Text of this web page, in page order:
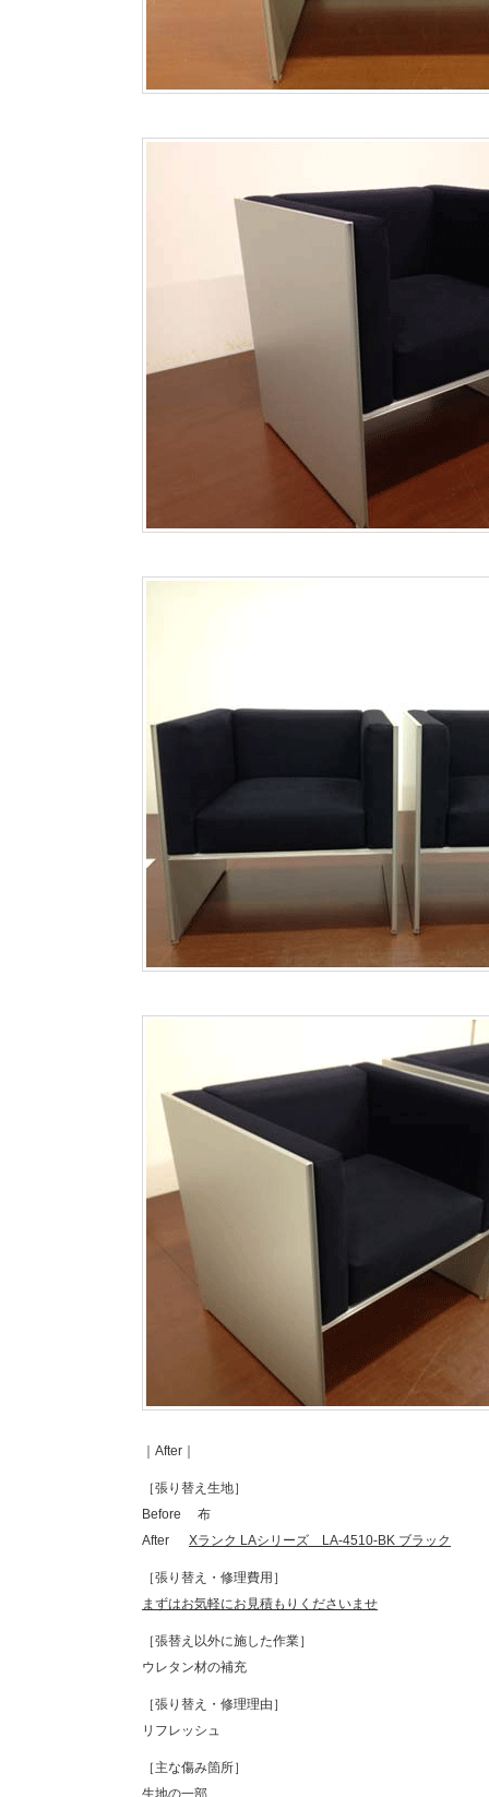
｜After｜
［張り替え生地］
Before 布
After Xランク LAシリーズ LA-4510-BK ブラック
［張り替え・修理費用］
まずはお気軽にお見積もりくださいませ
［張替え以外に施した作業］
ウレタン材の補充
［張り替え・修理理由］
リフレッシュ
［主な傷み箇所］
生地の一部